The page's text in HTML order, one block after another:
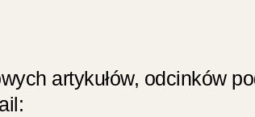
artykułów, odcinków